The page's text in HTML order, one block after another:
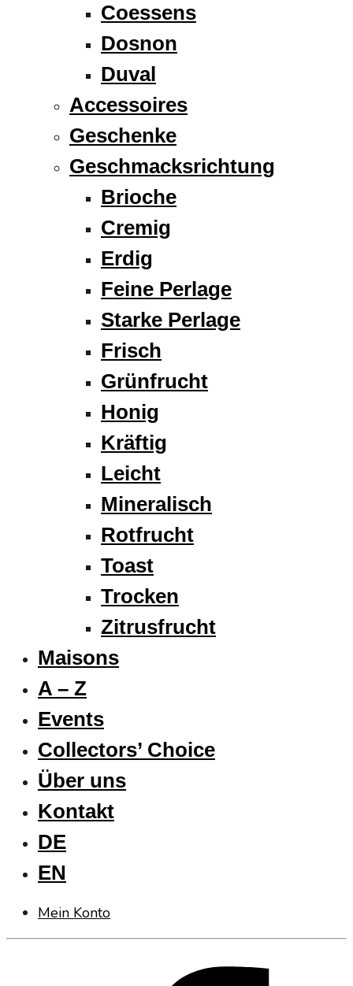
Coessens
Dosnon
Duval
Accessoires
Geschenke
Geschmacksrichtung
Brioche
Cremig
Erdig
Feine Perlage
Starke Perlage
Frisch
Grünfrucht
Honig
Kräftig
Leicht
Mineralisch
Rotfrucht
Toast
Trocken
Zitrusfrucht
Maisons
A – Z
Events
Collectors’ Choice
Über uns
Kontakt
DE
EN
Mein Konto